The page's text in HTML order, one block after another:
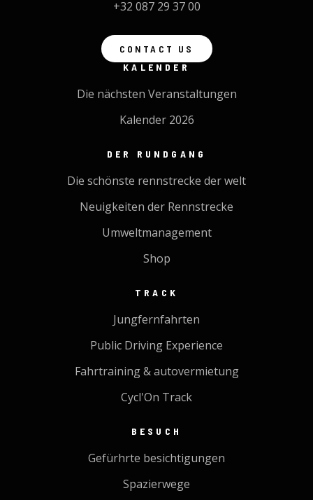
+32 087 29 37 00
CONTACT US
KALENDER
Die nächsten Veranstaltungen
Kalender 2026
DER RUNDGANG
Die schönste rennstrecke der welt
Neuigkeiten der Rennstrecke
Umweltmanagement
Shop
TRACK
Jungfernfahrten
Public Driving Experience
Fahrtraining & autovermietung
Cycl'On Track
BESUCH
Gefürhrte besichtigungen
Spazierwege